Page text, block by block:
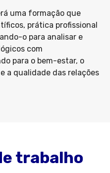
uma formação que
prática profissional
o para analisar e
com
para o bem-estar, o
a qualidade das relações
trabalho